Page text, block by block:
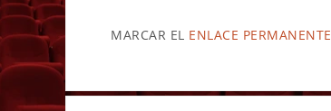
MARCAR EL ENLACE PERMANENTE